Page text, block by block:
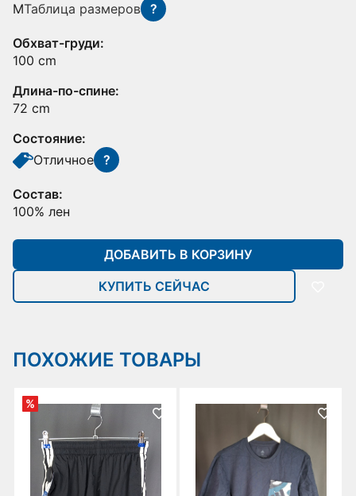
MТаблица размеров ?
Обхват-груди:
100 cm
Длина-по-спине:
72 cm
Состояние:
Отличное ?
Состав:
100% лен
ДОБАВИТЬ В КОРЗИНУ
КУПИТЬ СЕЙЧАС
ПОХОЖИЕ ТОВАРЫ
%